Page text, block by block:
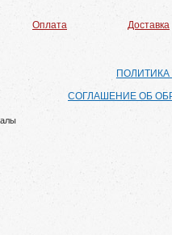
Оплата Доставка
СОГЛАШЕНИЕ ОБ